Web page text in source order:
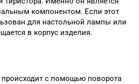
компонентом. Если этот
для настольной лампы или
в корпус изделия.
с помощью поворота